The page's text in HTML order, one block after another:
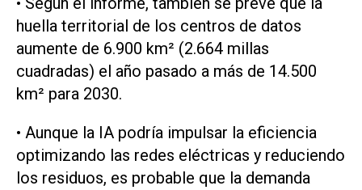
huella territorial de los centros de datos
aumente de 6.900 km² (2.664 millas
cuadradas) el año pasado a más de 14.500
km² para 2030.
• Aunque ‌la IA podría impulsar la eficiencia
optimizando las redes eléctricas y reduciendo
los residuos, es probable que la demanda